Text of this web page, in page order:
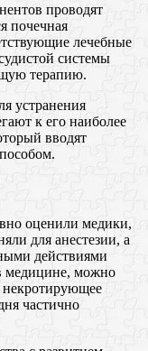
проводят
почечная
лечебные
системы
терапию.
устранения
к его наиболее
вводят
оценили медики,
для анестезии, а
действиями
медицине, можно
частично